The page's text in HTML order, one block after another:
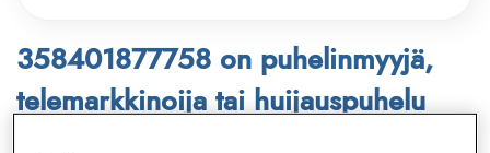
358401877758 on puhelinmyyjä,
telemarkkinoija tai huijauspuhelu